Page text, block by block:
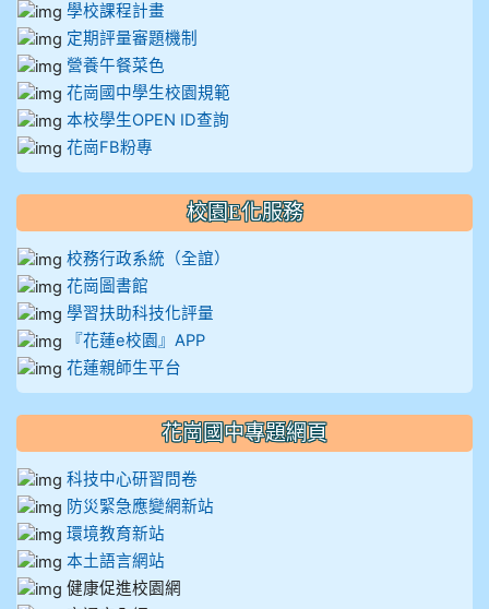
學校課程計畫
定期評量審題機制
營養午餐菜色
花崗國中學生校園規範
本校學生OPEN ID查詢
花崗FB粉專
校園E化服務
校務行政系統（全誼）
花崗圖書館
學習扶助科技化評量
『花蓮e校園』APP
花蓮親師生平台
花崗國中專題網頁
科技中心研習問卷
防災緊急應變網新站
環境教育新站
本土語言網站
健康促進校園網